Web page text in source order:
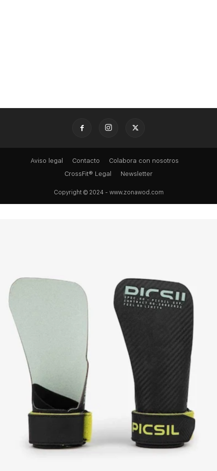
Aviso legal Contacto
Colabora con nosotros
CrossFit® Legal
Newsletter
Copyright © 2024 - www.zonawod.com